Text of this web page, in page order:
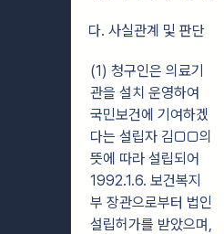
다. 사실관계 및 판단
(1) 청구인은 의료기
관을 설치 운영하여
국민보건에 기여하겠
다는 설립자 김□□의
뜻에 따라 설립되어
1992.1.6. 보건복지
부 장관으로부터 법인
설립허가를 받았으며,